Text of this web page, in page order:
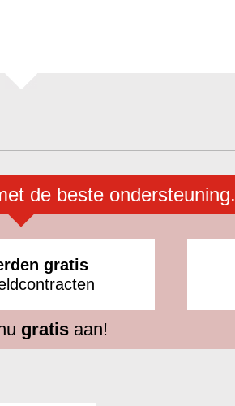
de beste ondersteuning.
gratis
gratisaan!